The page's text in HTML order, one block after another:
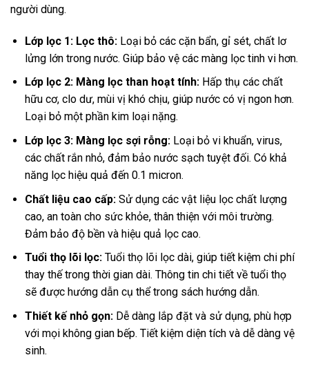
người dùng.
Lớp lọc 1: Lọc thô:Loại bỏ các cặn bẩn, gỉ sét, chất lơ
lửng lớn trong nước. Giúp bảo vệ các màng lọc tinh vi hơn.
Lớp lọc 2: Màng lọc than hoạt tính:Hấp thụ các chất
hữu cơ, clo dư, mùi vị khó chịu, giúp nước có vị ngon hơn.
Loại bỏ một phần kim loại nặng.
Lớp lọc 3: Màng lọc sợi rỗng:Loại bỏ vi khuẩn, virus,
các chất rắn nhỏ, đảm bảo nước sạch tuyệt đối. Có khả
năng lọc hiệu quả đến 0.1 micron.
Chất liệu cao cấp:Sử dụng các vật liệu lọc chất lượng
cao, an toàn cho sức khỏe, thân thiện với môi trường.
Đảm bảo độ bền và hiệu quả lọc cao.
Tuổi thọ lõi lọc:Tuổi thọ lõi lọc dài, giúp tiết kiệm chi phí
thay thế trong thời gian dài. Thông tin chi tiết về tuổi thọ
sẽ được hướng dẫn cụ thể trong sách hướng dẫn.
Thiết kế nhỏ gọn:Dễ dàng lắp đặt và sử dụng, phù hợp
với mọi không gian bếp. Tiết kiệm diện tích và dễ dàng vệ
sinh.